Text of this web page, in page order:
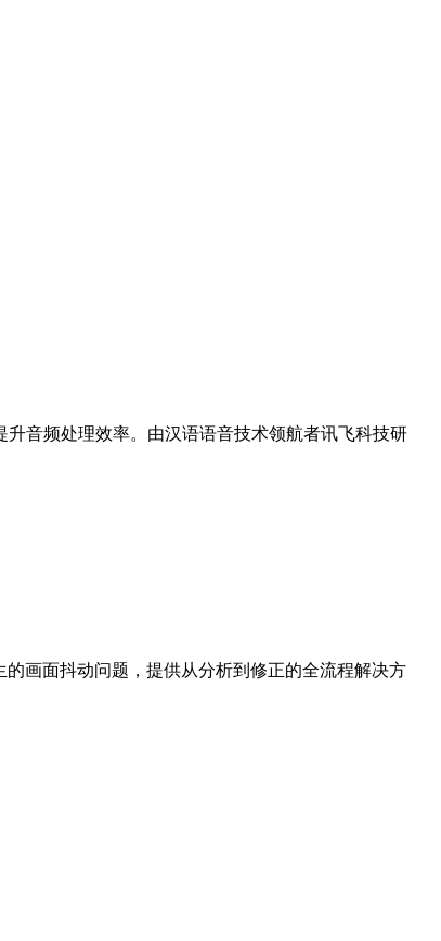
音频处理效率。由汉语语音技术领航者讯飞科技研
画面抖动问题，提供从分析到修正的全流程解决方